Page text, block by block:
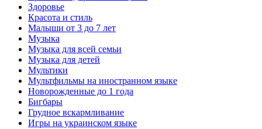
Здоровье
Красота и стиль
Малыши от 3 до 7 лет
Музыка
Музыка для всей семьи
Музыка для детей
Мультики
Мультфильмы на иностранном языке
Новорожденные до 1 года
Бигбары
Грудное вскармливание
Игры на украинском языке